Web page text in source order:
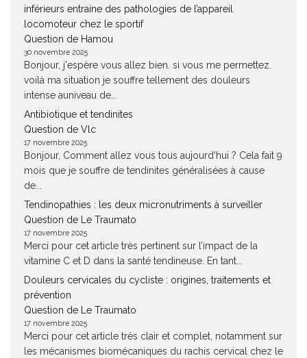
inférieurs entraine des pathologies de l’appareil
locomoteur chez le sportif
Question de Hamou
30 novembre 2025
Bonjour, j'espère vous allez bien. si vous me permettez.
voilà ma situation je souffre tellement des douleurs
intense auniveau de...
Antibiotique et tendinites
Question de Vlc
17 novembre 2025
Bonjour, Comment allez vous tous aujourd'hui ? Cela fait 9
mois que je souffre de tendinites généralisées à cause
de...
Tendinopathies : les deux micronutriments à surveiller
Question de Le Traumato
17 novembre 2025
Merci pour cet article très pertinent sur l’impact de la
vitamine C et D dans la santé tendineuse. En tant...
Douleurs cervicales du cycliste : origines, traitements et
prévention
Question de Le Traumato
17 novembre 2025
Merci pour cet article très clair et complet, notamment sur
les mécanismes biomécaniques du rachis cervical chez le